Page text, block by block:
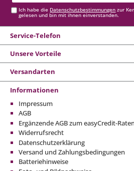
Ich habe die Datenschutzbestimmungen zur
gelesen und bin mit ihnen einverstanden.
Service-Telefon
Unsere Vorteile
Versandarten
Informationen
Impressum
AGB
Ergänzende AGB zum easyCredit-
Widerrufsrecht
Datenschutzerklärung
Versand und Zahlungsbedingungen
Batteriehinweise